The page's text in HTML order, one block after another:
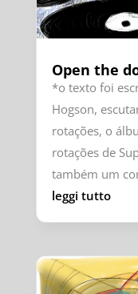
Open the
*o texto foi
Hogson,
rotações, o
rotações de
também um
leggi tutto